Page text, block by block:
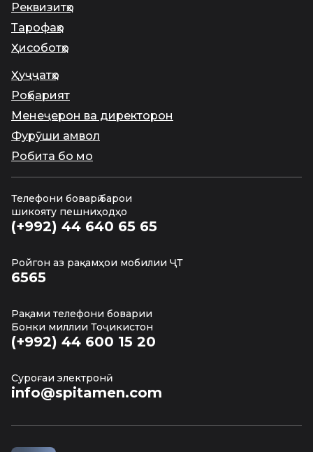
Реквизитҳо
Тарофаҳо
Ҳисоботҳо
Ҳуҷҷатҳо
Роҳбарият
Менеҷерон ва директорон
Фурӯши амвол
Робита бо мо
Телефони боварӣ барои
шикояту пешниҳодҳо
(+992) 44 640 65 65
Ройгон аз рақамҳои мобилии ҶТ
6565
Рақами телефони боварии
Бонки миллии Тоҷикистон
(+992) 44 600 15 20
Суроғаи электронӣ
info@spitamen.com